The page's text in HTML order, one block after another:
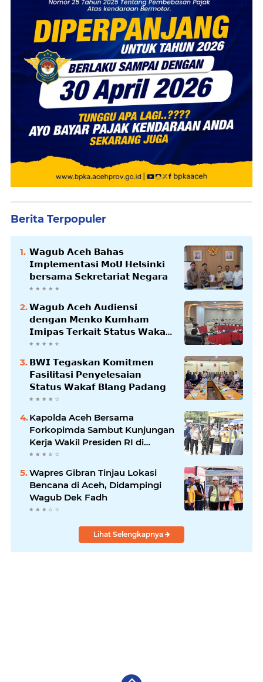
Berita Terpopuler
𝗪𝗮𝗴𝘂𝗯 𝗔𝗰𝗲𝗵 𝗕𝗮𝗵𝗮𝘀
𝗜𝗺𝗽𝗹𝗲𝗺𝗲𝗻𝘁𝗮𝘀𝗶 𝗠𝗼𝗨 𝗛𝗲𝗹𝘀𝗶𝗻𝗸𝗶
𝗯𝗲𝗿𝘀𝗮𝗺𝗮 𝗦𝗲𝗸𝗿𝗲𝘁𝗮𝗿𝗶𝗮𝘁 𝗡𝗲𝗴𝗮𝗿𝗮
𝗪𝗮𝗴𝘂𝗯 𝗔𝗰𝗲𝗵 𝗔𝘂𝗱𝗶𝗲𝗻𝘀𝗶
𝗱𝗲𝗻𝗴𝗮𝗻 𝗠𝗲𝗻𝗸𝗼 𝗞𝘂𝗺𝗵𝗮𝗺
𝗜𝗺𝗶𝗽𝗮𝘀 𝗧𝗲𝗿𝗸𝗮𝗶𝘁 𝗦𝘁𝗮𝘁𝘂𝘀 𝗪𝗮𝗸𝗮𝗳
𝗕𝗹𝗮𝗻𝗴𝗽𝗮𝗱𝗮𝗻𝗴
𝗕𝗪𝗜 𝗧𝗲𝗴𝗮𝘀𝗸𝗮𝗻 𝗞𝗼𝗺𝗶𝘁𝗺𝗲𝗻
𝗙𝗮𝘀𝗶𝗹𝗶𝘁𝗮𝘀𝗶 𝗣𝗲𝗻𝘆𝗲𝗹𝗲𝘀𝗮𝗶𝗮𝗻
𝗦𝘁𝗮𝘁𝘂𝘀 𝗪𝗮𝗸𝗮𝗳 𝗕𝗹𝗮𝗻𝗴 𝗣𝗮𝗱𝗮𝗻𝗴
Kapolda Aceh Bersama
Forkopimda Sambut Kunjungan
Kerja Wakil Presiden RI di
Kabupaten Bireuen
Wapres Gibran Tinjau Lokasi
Bencana di Aceh, Didampingi
Wagub Dek Fadh
Lihat Selengkapnya